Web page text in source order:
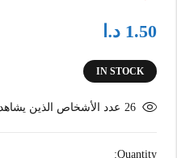
1.50 د.ا
IN STOCK
26 عدد الأشخاص الذين
Quantity: